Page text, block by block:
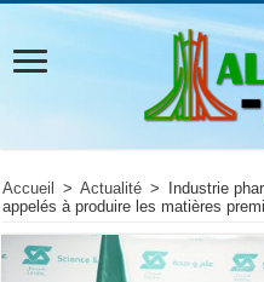
Accueil > Actualité >
Industrie
appelés à produire les matières